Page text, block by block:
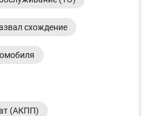
схождение
(АКПП)